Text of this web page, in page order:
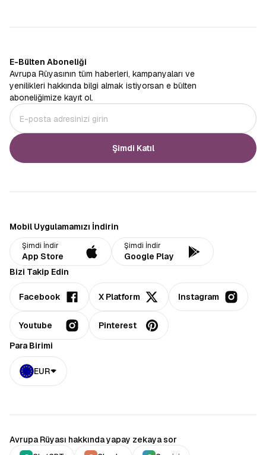
E-Bülten Aboneliği
Avrupa Rüyasının tüm haberleri, kampanyaları ve
yenilikleri hakkında bilgi almak istiyorsan e bülten
aboneliğimize kayıt ol.
Şimdi Katıl
Mobil Uygulamamızı İndirin
Şimdi İndir
App Store
Şimdi İndir
Google Play
Bizi Takip Edin
Facebook X Platform Instagram
Youtube
Pinterest
Para Birimi
EUR
Avrupa Rüyası hakkında yapay zekaya sor